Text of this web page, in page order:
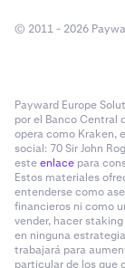
© 2011 - 2026
Payward Europe
por el Banco Central
opera como Kraken,
social: 70 Sir John
esteenlace para
Estos materiales
entenderse como
financieros ni como
vender, hacer
en ninguna
trabajará para
particular de los que